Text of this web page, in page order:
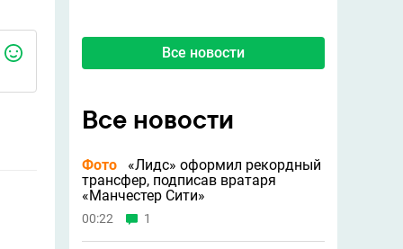
Все новости
Все новости
Фото
«Лидс» оформил рекордный
трансфер, подписав вратаря
«Манчестер Сити»
00:22 1